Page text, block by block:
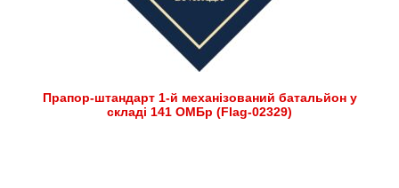
Прапор-штандарт 1-й механізований батальйон у
складі 141 ОМБр (Flag-02329)